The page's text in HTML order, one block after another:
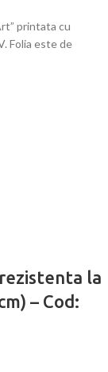
printata cu
Folia este de
la
– Cod: